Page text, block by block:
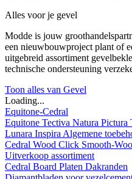
Alles voor je gevel
Modde is jouw
een nieuwbouwproject plant of
uitgebreid assortiment
technische ondersteuning
Toon alles van Gevel
Loading...
Equitone-Cedral
Equitone Tectiva Natura Pictura
Lunara Inspira Algemene
Cedral Wood Click Smooth-
Uitverkoop assortiment
Cedral Board Platen Dakranden